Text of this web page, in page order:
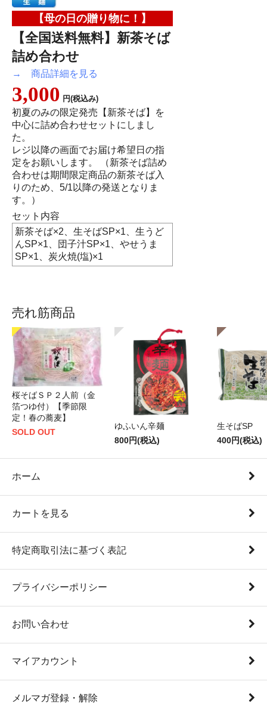
【母の日の贈り物に！】
【全国送料無料】新茶そば
詰め合わせ
→ 商品詳細を見る
3,000 円(税込み)
初夏のみの限定発売【新茶そば】を
中心に詰め合わせセットにしまし
た。
レジ以降の画面でお届け希望日の指
定をお願いします。 （新茶そば詰め
合わせは期間限定商品の新茶そば入
りのため、5/1以降の発送となりま
す。）
セット内容
新茶そば×2、生そばSP×1、生うど
んSP×1、団子汁SP×1、やせうま
SP×1、炭火焼(塩)×1
売れ筋商品
桜そばＳＰ２人前（金
箔つゆ付）【季節限
定！春の蕎麦】
SOLD OUT
ゆふいん辛麺
800円(税込)
生そばSP
400円(税込)
ホーム
カートを見る
特定商取引法に基づく表記
プライバシーポリシー
お問い合わせ
マイアカウント
メルマガ登録・解除